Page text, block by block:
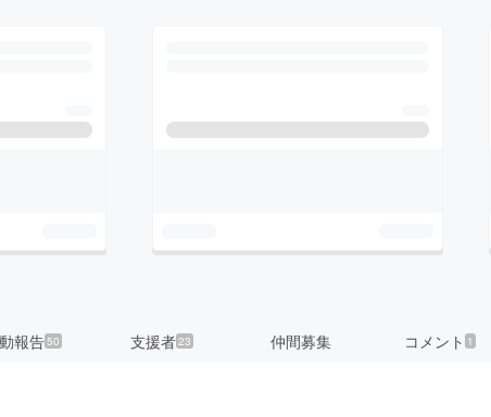
報告50 支援者23 仲間募集 コメント 1